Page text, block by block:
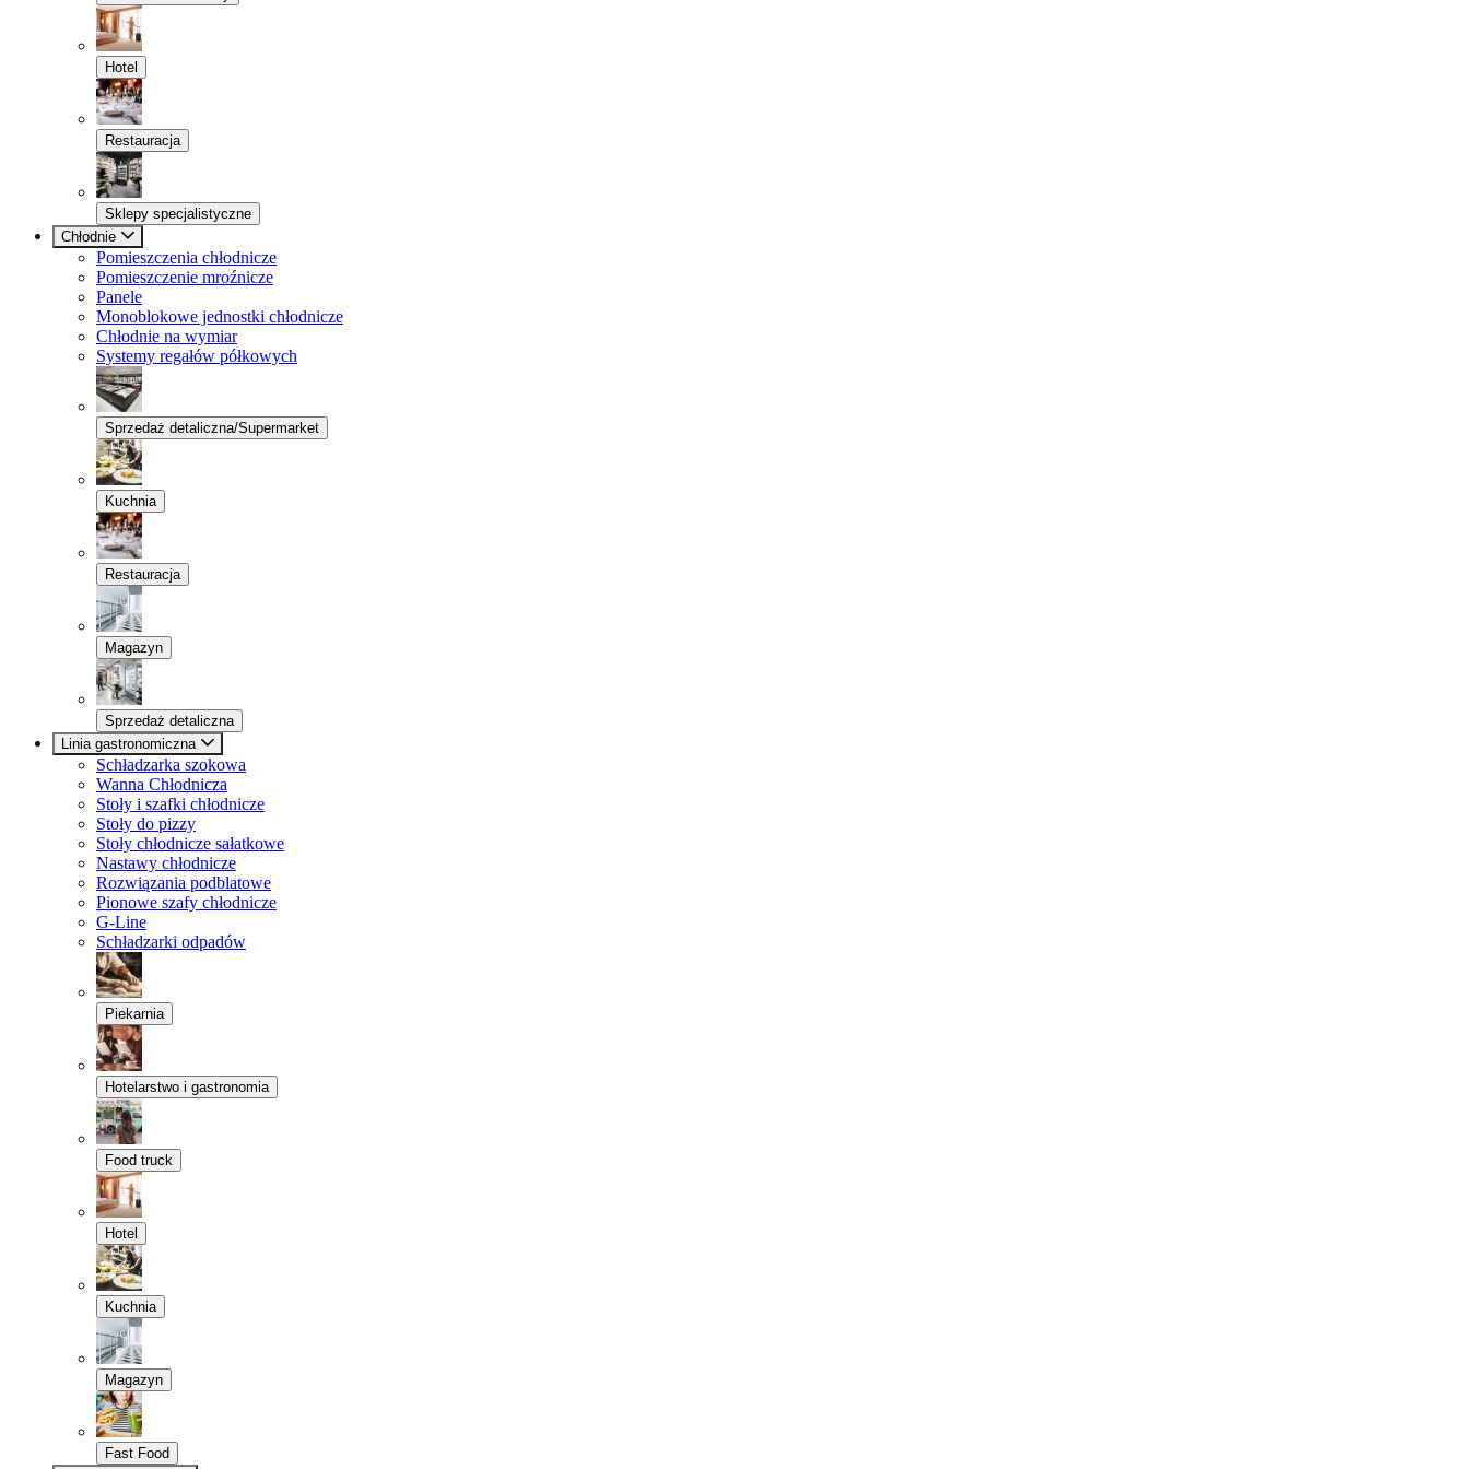
Hotel
Restauracja
Sklepy specjalistyczne
Chłodnie
Pomieszczenia chłodnicze
Pomieszczenie mroźnicze
Panele
Monoblokowe jednostki chłodnicze
Chłodnie na wymiar
Systemy regałów półkowych
Sprzedaż detaliczna/Supermarket
Kuchnia
Restauracja
Magazyn
Sprzedaż detaliczna
Linia gastronomiczna
Schładzarka szokowa
Wanna Chłodnicza
Stoły i szafki chłodnicze
Stoły do pizzy
Stoły chłodnicze sałatkowe
Nastawy chłodnicze
Rozwiązania podblatowe
Pionowe szafy chłodnicze
G-Line
Schładzarki odpadów
Piekarnia
Hotelarstwo i gastronomia
Food truck
Hotel
Kuchnia
Magazyn
Fast Food